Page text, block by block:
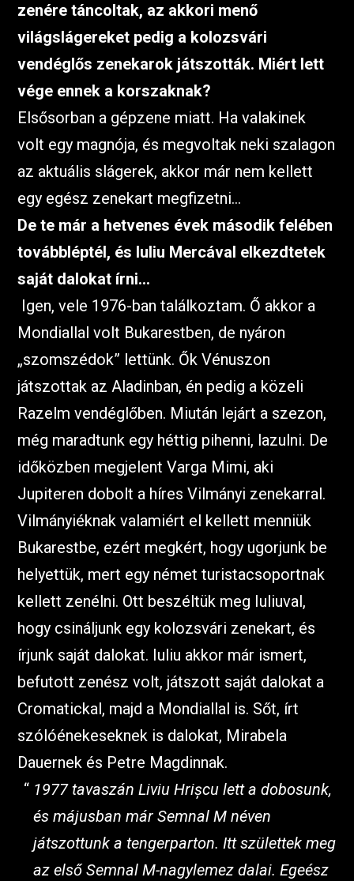
zenére táncoltak, az akkori menő
világslágereket pedig a kolozsvári
vendéglős zenekarok játszották. Miért lett
vége ennek a korszaknak?
Elsősorban a gépzene miatt. Ha valakinek
volt egy magnója, és megvoltak neki szalagon
az aktuális slágerek, akkor már nem kellett
egy egész zenekart megfizetni…
De te már a hetvenes évek második felében
továbbléptél, és Iuliu Mercával elkezdtetek
saját dalokat írni…
Igen, vele 1976-ban találkoztam. Ő akkor a
Mondiallal volt Bukarestben, de nyáron
„szomszédok” lettünk. Ők Vénuszon
játszottak az Aladinban, én pedig a közeli
Razelm vendéglőben. Miután lejárt a szezon,
még maradtunk egy héttig pihenni, lazulni. De
időközben megjelent Varga Mimi, aki
Jupiteren dobolt a híres Vilmányi zenekarral.
Vilmányiéknak valamiért el kellett menniük
Bukarestbe, ezért megkért, hogy ugorjunk be
helyettük, mert egy német turistacsoportnak
kellett zenélni. Ott beszéltük meg Iuliuval,
hogy csináljunk egy kolozsvári zenekart, és
írjunk saját dalokat. Iuliu akkor már ismert,
befutott zenész volt, játszott saját dalokat a
Cromatickal, majd a Mondiallal is. Sőt, írt
szólóénekeseknek is dalokat, Mirabela
Dauernek és Petre Magdinnak.
1977 tavaszán Liviu Hrișcu lett a dobosunk,
és májusban már Semnal M néven
játszottunk a tengerparton. Itt születtek meg
az első Semnal M-nagylemez dalai. Egeész